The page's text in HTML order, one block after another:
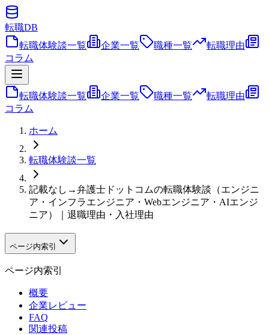
転職DB
転職体験談一覧
企業一覧 職種一覧
転職理由
コラム
転職体験談一覧 企業一覧 職種一覧
転職理由
コラム
ホーム
転職体験談一覧
記載なし→弁護士ドットコムの転職体験談（エンジニ
ア・インフラエンジニア・Webエンジニア・AIエンジ
ニア）｜退職理由・入社理由
ページ内索引
ページ内索引
概要
企業レビュー
FAQ
関連投稿